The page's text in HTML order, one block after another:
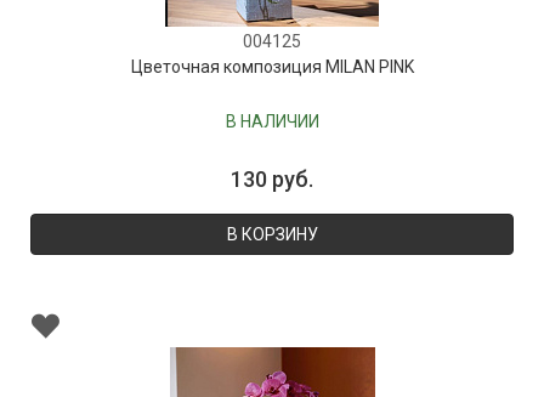
004125
Цветочная композиция MILAN PINK
В НАЛИЧИИ
130 руб.
В КОРЗИНУ